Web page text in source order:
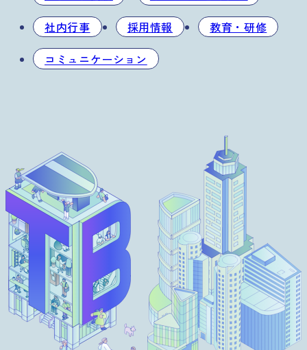
社内行事
採用情報
教育・研修
コミュニケーション